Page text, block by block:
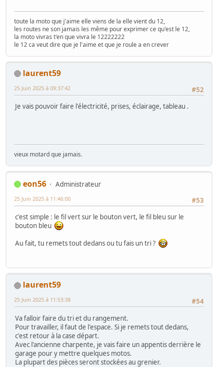
toute la moto que j'aime elle viens de la elle vient du 12,
les routes ne son jamais les même pour exprimer ce qu'est le 12,
la moto vivras t'en que vivra le 12222222
le 12 ca veut dire que je l'aime et que je roule a en crever
laurent59
#52
25 Juin 2025 à 09:37:42
Je vais pouvoir faire l'électricité, prises, éclairage, tableau .
vieux motard que jamais.
eon56
Administrateur
#53
25 Juin 2025 à 11:46:00
c'est simple : le fil vert sur le bouton vert, le fil bleu sur le
bouton bleu
Au fait, tu remets tout dedans ou tu fais un tri ?
laurent59
#54
25 Juin 2025 à 11:53:38
Va falloir faire du tri et du rangement.
Pour travailler, il faut de l'espace. Si je remets tout dedans,
c'est retour à la case départ.
Avec l'ancienne charpente, je vais faire un appentis derrière le
garage pour y mettre quelques motos.
La plupart des pièces seront stockées au grenier.